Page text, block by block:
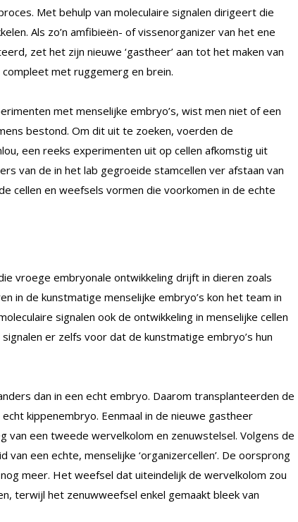
Met behulp van moleculaire signalen dirigeert die
Als zo’n amfibieën- of vissenorganizer van het ene
zet het zijn nieuwe ‘gastheer’ aan tot het maken van
met ruggemerg en brein.
met menselijke embryo’s, wist men niet of een
bestond. Om dit uit te zoeken, voerden de
een reeks experimenten uit op cellen afkomstig uit
van de in het lab gegroeide stamcellen ver afstaan van
cellen en weefsels vormen die voorkomen in de echte
vroege embryonale ontwikkeling drijft in dieren zoals
in de kunstmatige menselijke embryo’s kon het team in
signalen ook de ontwikkeling in menselijke cellen
er zelfs voor dat de kunstmatige embryo’s hun
dan in een echt embryo. Daarom transplanteerden de
echt kippenembryo. Eenmaal in de nieuwe gastheer
van een tweede wervelkolom en zenuwstelsel. Volgens de
een echte, menselijke ‘organizercellen’. De oorsprong
meer. Het weefsel dat uiteindelijk de wervelkolom zou
terwijl het zenuwweefsel enkel gemaakt bleek van